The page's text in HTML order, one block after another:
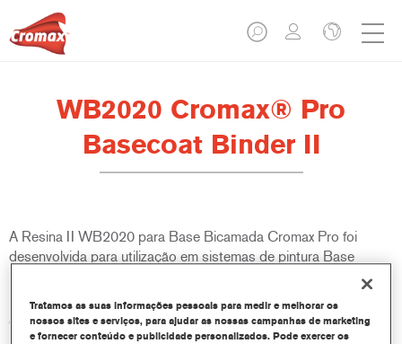
WB2020 Cromax® Pro
Basecoat Binder II
A Resina II WB2020 para Base Bicamada Cromax Pro foi
desenvolvida para utilização em sistemas de pintura Base
Características do produto
Tratamos as suas informações pessoais para medir e melhorar os
nossos sites e serviços, para ajudar as nossas campanhas de marketing
e fornecer conteúdo e publicidade personalizados. Pode exercer os